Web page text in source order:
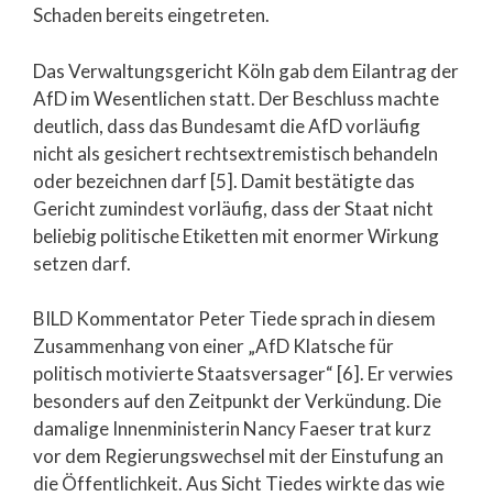
Schaden bereits eingetreten.
Das Verwaltungsgericht Köln gab dem Eilantrag der
AfD im Wesentlichen statt. Der Beschluss machte
deutlich, dass das Bundesamt die AfD vorläufig
nicht als gesichert rechtsextremistisch behandeln
oder bezeichnen darf [5]. Damit bestätigte das
Gericht zumindest vorläufig, dass der Staat nicht
beliebig politische Etiketten mit enormer Wirkung
setzen darf.
BILD Kommentator Peter Tiede sprach in diesem
Zusammenhang von einer „AfD Klatsche für
politisch motivierte Staatsversager“ [6]. Er verwies
besonders auf den Zeitpunkt der Verkündung. Die
damalige Innenministerin Nancy Faeser trat kurz
vor dem Regierungswechsel mit der Einstufung an
die Öffentlichkeit. Aus Sicht Tiedes wirkte das wie